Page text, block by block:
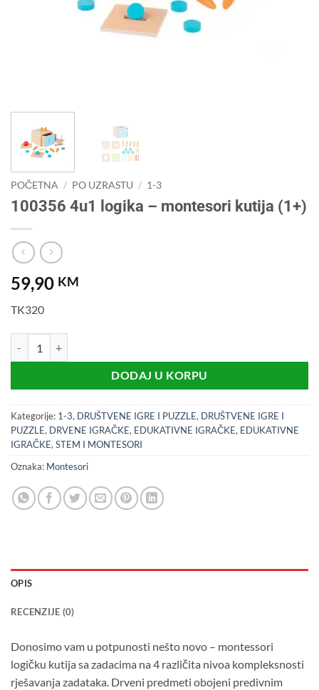
POČETNA / PO UZRASTU / 1-3
100356 4u1 logika – montesori kutija (1+)
59,90 KM
TK320
DODAJ U KORPU
Kategorije: 1-3, DRUŠTVENE IGRE I PUZZLE, DRUŠTVENE IGRE I
PUZZLE, DRVENE IGRAČKE, EDUKATIVNE IGRAČKE, EDUKATIVNE
IGRAČKE, STEM I MONTESORI
Oznaka: Montesori
OPIS
RECENZIJE (0)
Donosimo vam u potpunosti nešto novo – montessori
logičku kutija sa zadacima na 4 različita nivoa kompleksnosti
rješavanja zadataka. Drveni predmeti obojeni predivnim